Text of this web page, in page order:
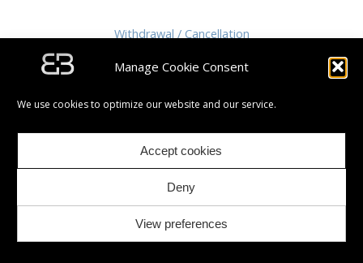
Manage Cookie Consent
We use cookies to optimize our website and our service.
Accept cookies
Deny
View preferences
Withdrawal / Cancellation